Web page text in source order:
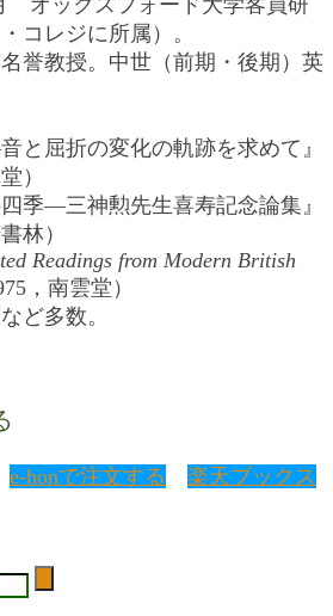
オックスフォード大学客員研
コレジに所属）。
誉教授。中世（前期・後期）英
と屈折の変化の軌跡を求めて』
）
季―三神勲先生喜寿記念論集』
林）
Readings from Modern British
，南雲堂）
ど多数。
e-honで注文する
楽天ブックス